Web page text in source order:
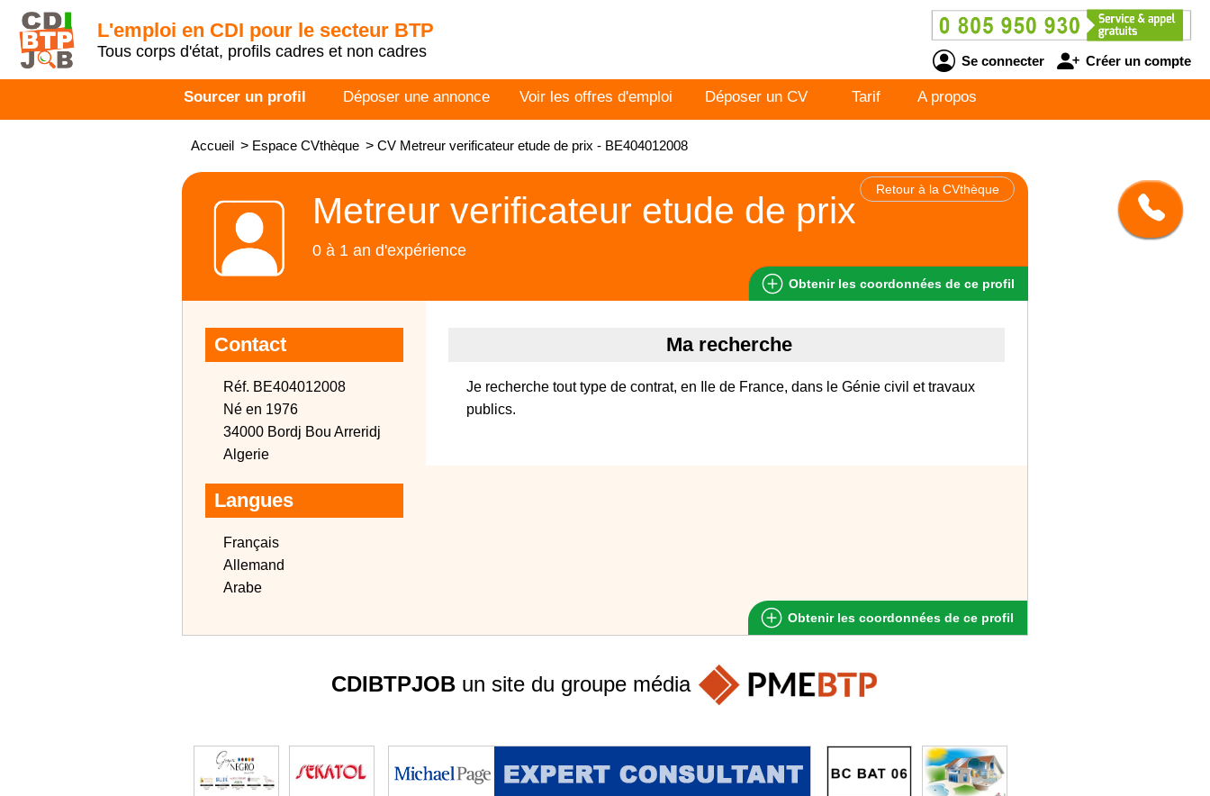
L'emploi en CDI pour le secteur BTP
Tous corps d'état, profils cadres et non cadres
Se connecter Créer un compte
Sourcer un profil Déposer une annonce Voir les offres d'emploi Déposer un CV Tarif A propos
Accueil > Espace CVthèque > CV Metreur verificateur etude de prix - BE404012008
Retour à la CVthèque
Metreur verificateur etude de prix
0 à 1 an d'expérience
Obtenir les coordonnées de ce profil
Contact
Réf. BE404012008
Né en 1976
34000 Bordj Bou Arreridj
Algerie
Langues
Français
Allemand
Arabe
Ma recherche
Je recherche tout type de contrat, en Ile de France, dans le Génie civil et travaux
publics.
Obtenir les coordonnées de ce profil
CDIBTPJOBun site du groupe média